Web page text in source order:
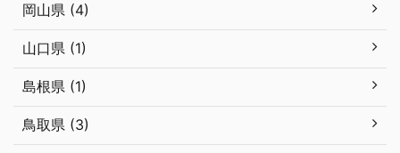
岡山県 (4)
山口県 (1)
島根県 (1)
鳥取県 (3)